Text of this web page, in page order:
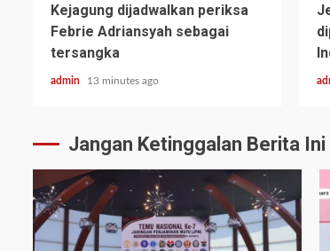
Kejagung dijadwalkan periksa
Febrie Adriansyah sebagai
tersangka
admin 13 minutes ago
Jangan Ketinggalan Berita Ini